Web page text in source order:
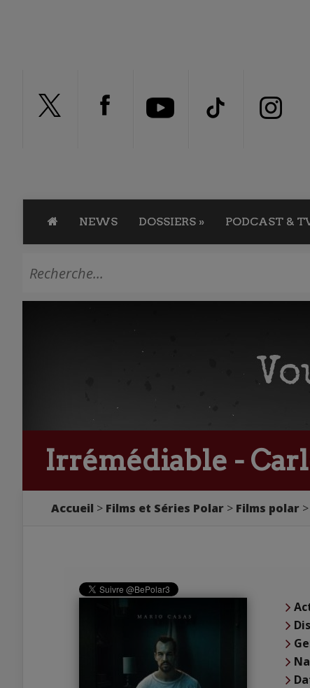
NEWS DOSSIERS » PODCAST &
Irrémédiable -
Accueil Films et Séries Polar Films polar